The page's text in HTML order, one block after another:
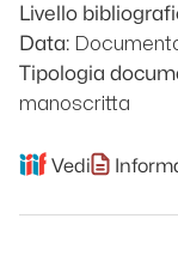
Livello
Data:
Tipologia
manoscritta
Vedi